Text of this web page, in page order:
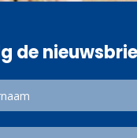
de